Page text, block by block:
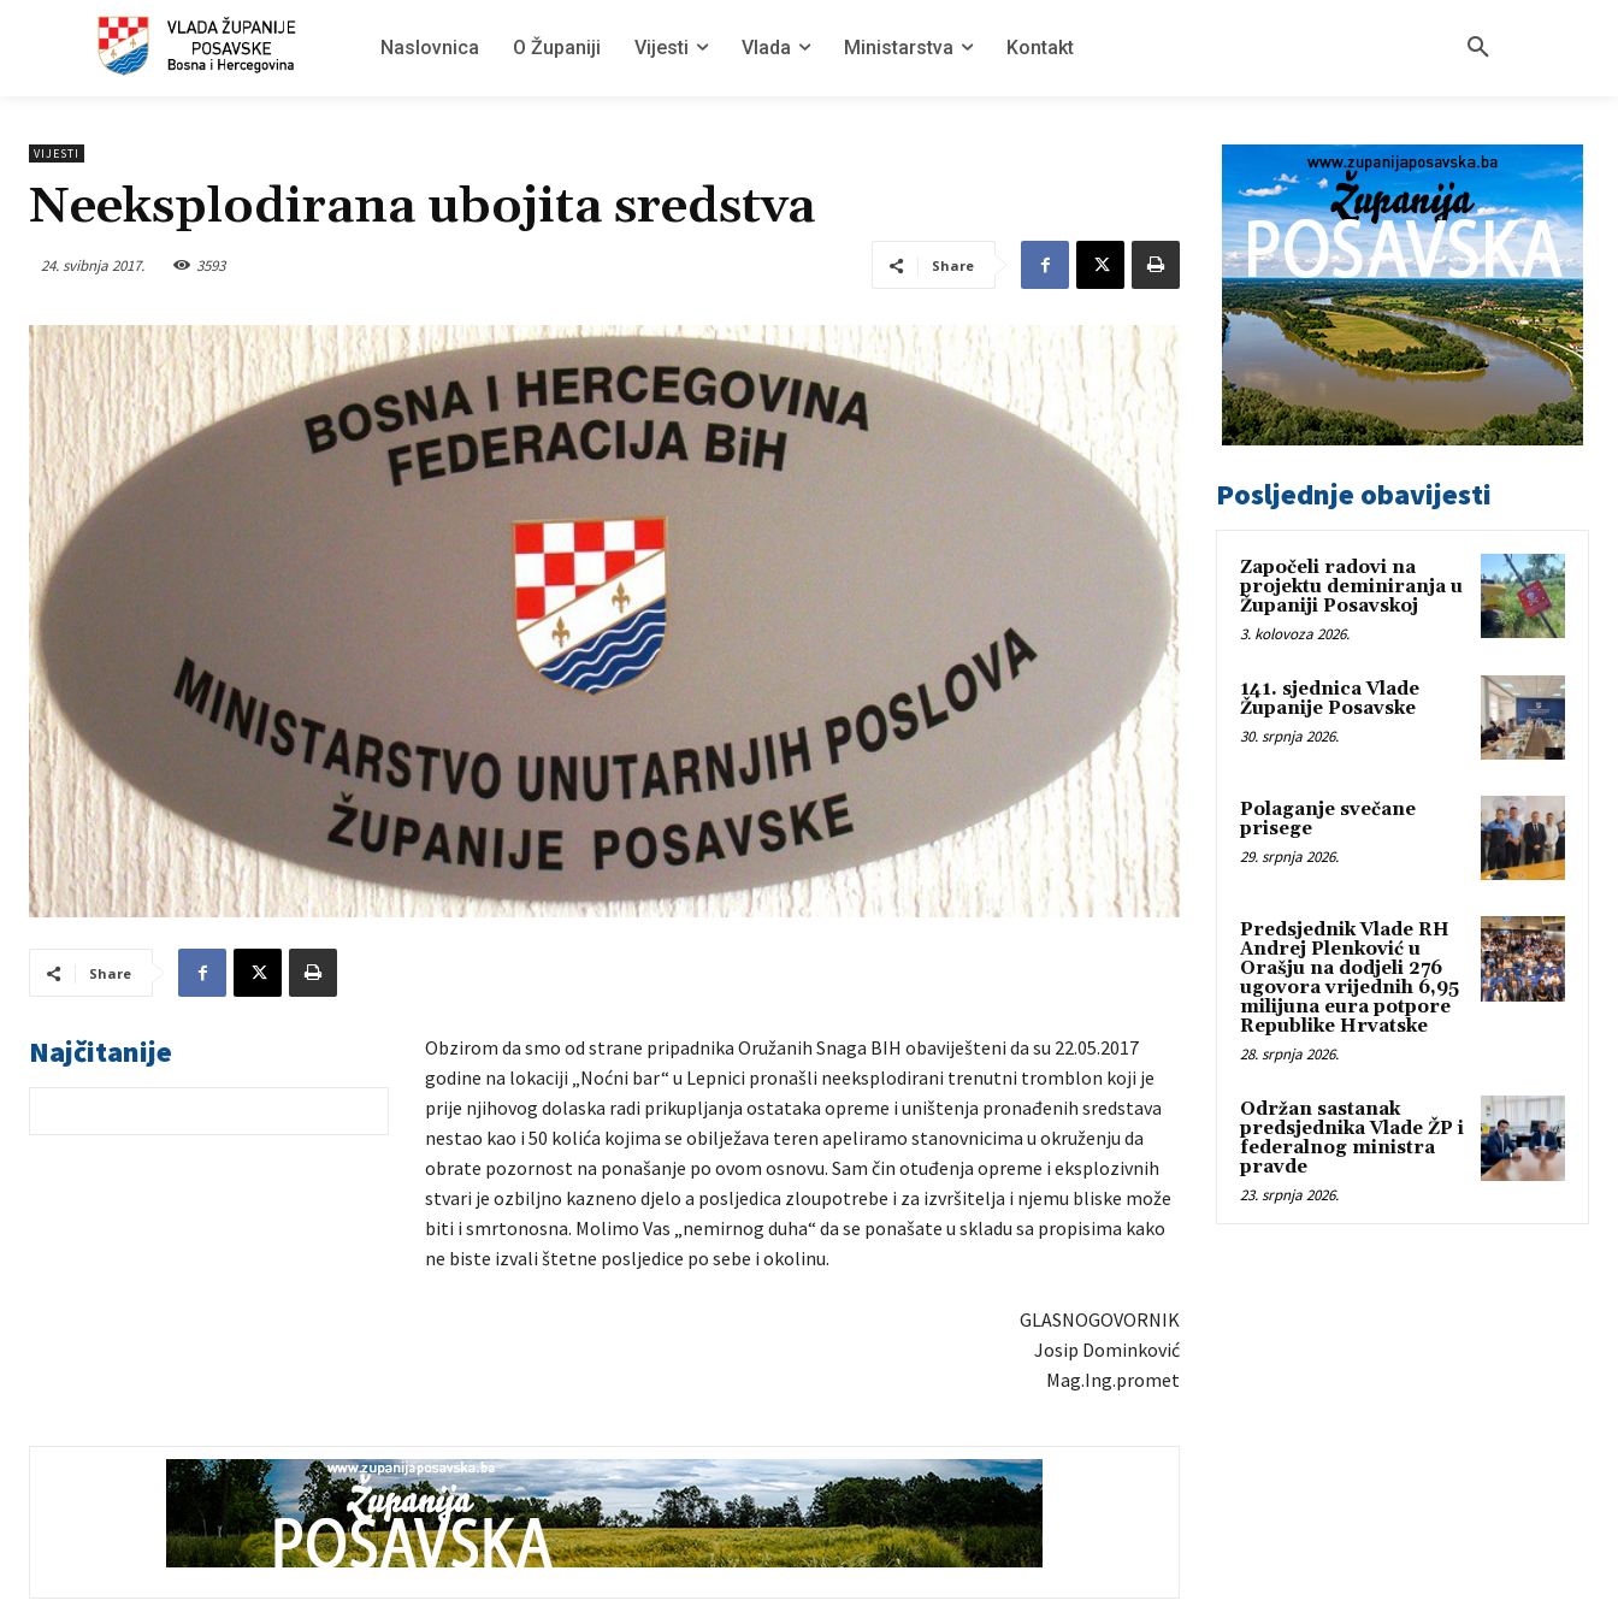
Naslovnica O Županiji Vijesti Vlada Ministarstva Kontakt
VIJESTI
Neeksplodirana ubojita sredstva
24. svibnja 2017. 3593 Share
Share
Najčitanije
Obzirom da smo od strane pripadnika Oružanih Snaga BIH obaviješteni da su 22.05.2017
godine na lokaciji „Noćni bar“ u Lepnici pronašli neeksplodirani trenutni tromblon koji je
prije njihovog dolaska radi prikupljanja ostataka opreme i uništenja pronađenih sredstava
nestao kao i 50 kolića kojima se obilježava teren apeliramo stanovnicima u okruženju da
obrate pozornost na ponašanje po ovom osnovu. Sam čin otuđenja opreme i eksplozivnih
stvari je ozbiljno kazneno djelo a posljedica zloupotrebe i za izvršitelja i njemu bliske može
biti i smrtonosna. Molimo Vas „nemirnog duha“ da se ponašate u skladu sa propisima kako
ne biste izvali štetne posljedice po sebe i okolinu.
GLASNOGOVORNIK
Josip Dominković
Mag.Ing.promet
Posljednje obavijesti
Započeli radovi na
projektu deminiranja u
Županiji Posavskoj
3. kolovoza 2026.
141. sjednica Vlade
Županije Posavske
30. srpnja 2026.
Polaganje svečane
prisege
29. srpnja 2026.
Predsjednik Vlade RH
Andrej Plenković u
Orašju na dodjeli 276
ugovora vrijednih 6,95
milijuna eura potpore
Republike Hrvatske
28. srpnja 2026.
Održan sastanak
predsjednika Vlade ŽP i
federalnog ministra
pravde
23. srpnja 2026.